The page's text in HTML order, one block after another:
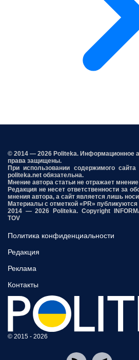
© 2014 — 2026 Politeka. Информационное
права защищены.
При использовании содержимого
politeka.net обязательна.
Мнение автора статьи не отражает
Редакция не несет ответственности за
мнения автора, а сайт является лишь
Материалы с отметкой «PR»
2014 — 2026 Politeka. Copyright
TOV
Политика конфиденциальности
Редакция
Реклама
Контакты
© 2015 - 2026